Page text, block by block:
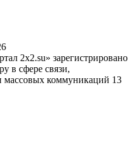
2x2.su» зарегистрировано
в сфере связи,
коммуникаций 13